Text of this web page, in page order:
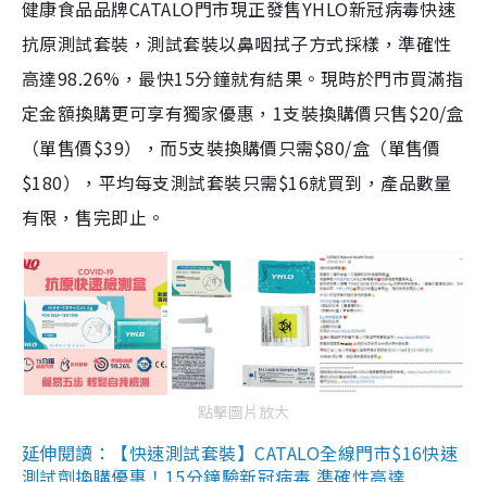
健康食品品牌CATALO門市現正發售YHLO新冠病毒快速
抗原測試套裝，測試套裝以鼻咽拭子方式採樣，準確性
高達98.26%，最快15分鐘就有結果。現時於門市買滿指
定金額換購更可享有獨家優惠，1支裝換購價只售$20/盒
（單售價$39），而5支裝換購價只需$80/盒（單售價
$180），平均每支測試套裝只需$16就買到，產品數量
有限，售完即止。
點擊圖片放大
延伸閱讀：【快速測試套裝】CATALO全線門市$16快速
測試劑換購優惠！15分鐘驗新冠病毒 準確性高達